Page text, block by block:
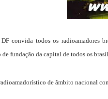
convida todos os radioamadores
de fundação da capital de todos os
de âmbito nacional